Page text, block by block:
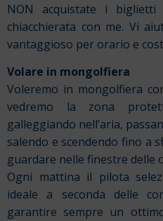
NON acquistate i
chiacchierata con me. Vi
vantaggioso per orario e
Volare in mongolfiera
Voleremo in mongolfiera
vedremo la zona
galleggiando nell’aria,
salendo e scendendo fino a
guardare nelle finestre delle
Ogni mattina il pilota
ideale a seconda delle
garantire sempre un